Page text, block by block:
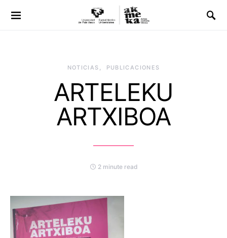
NOTICIAS PUBLICACIONES
ARTELEKU
ARTXIBOA
2 minute read